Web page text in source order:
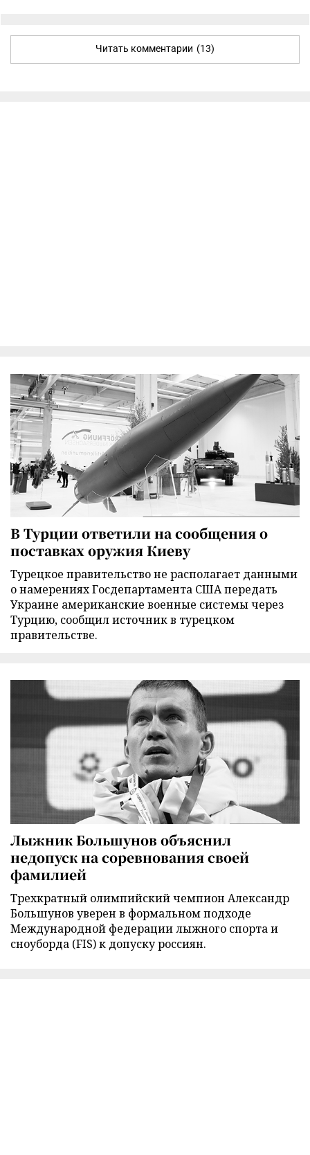
Читать комментарии (13)
В Турции ответили на сообщения о
поставках оружия Киеву
Турецкое правительство не располагает данными
о намерениях Госдепартамента США передать
Украине американские военные системы через
Турцию, сообщил источник в турецком
правительстве.
Лыжник Большунов объяснил
недопуск на соревнования своей
фамилией
Трехкратный олимпийский чемпион Александр
Большунов уверен в формальном подходе
Международной федерации лыжного спорта и
сноуборда (FIS) к допуску россиян.